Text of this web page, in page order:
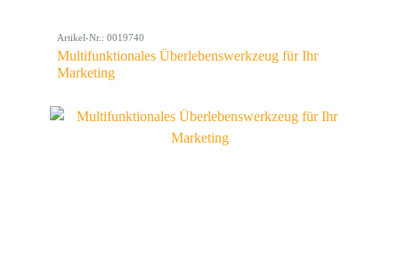
Artikel-Nr.: 0019740
Multifunktionales Überlebenswerkzeug für Ihr
Marketing